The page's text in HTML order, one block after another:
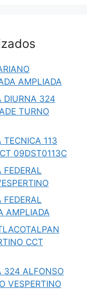
y
Nacional se
(DOF 22-jun),
AMPLIADA
DIURNA 324
TURNO
TECNICA 113
09DST0113C
FEDERAL
FEDERAL
AMPLIADA
CCT
324 ALFONSO
VESPERTINO